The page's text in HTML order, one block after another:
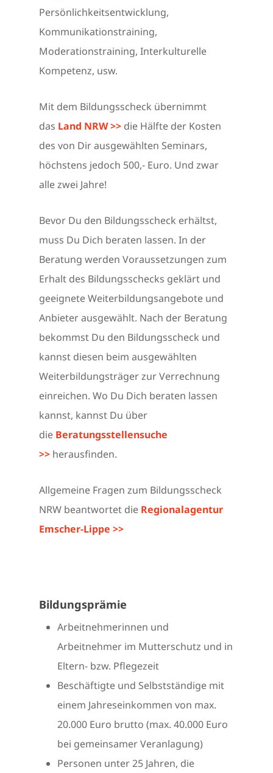
Persönlichkeitsentwicklung,
Kommunikationstraining,
Moderationstraining, Interkulturelle
Kompetenz, usw.
Mit dem Bildungsscheck übernimmt
das Land NRW >> die Hälfte der Kosten
des von Dir ausgewählten Seminars,
höchstens jedoch 500,- Euro. Und zwar
alle zwei Jahre!
Bevor Du den Bildungsscheck erhältst,
muss Du Dich beraten lassen. In der
Beratung werden Voraussetzungen zum
Erhalt des Bildungsschecks geklärt und
geeignete Weiterbildungsangebote und
Anbieter ausgewählt. Nach der Beratung
bekommst Du den Bildungsscheck und
kannst diesen beim ausgewählten
Weiterbildungsträger zur Verrechnung
einreichen. Wo Du Dich beraten lassen
kannst, kannst Du über
die Beratungsstellensuche
>> herausfinden.
Allgemeine Fragen zum Bildungsscheck
NRW beantwortet die Regionalagentur
Emscher-Lippe >>
Bildungsprämie
Arbeitnehmerinnen und
Arbeitnehmer im Mutterschutz und in
Eltern- bzw. Pflegezeit
Beschäftigte und Selbstständige mit
einem Jahreseinkommen von max.
20.000 Euro brutto (max. 40.000 Euro
bei gemeinsamer Veranlagung)
Personen unter 25 Jahren, die